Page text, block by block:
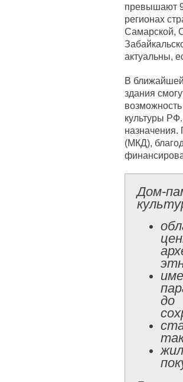
превышают
регионах
Самарской,
актуальны,
В ближайшей
здания
культуры
назначения.
(МКД),
Дом-
до